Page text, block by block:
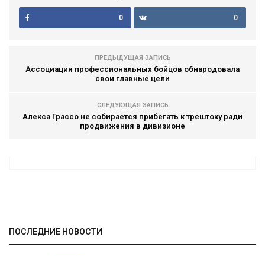
0 0
ПРЕДЫДУЩАЯ ЗАПИСЬ
Ассоциация профессиональных бойцов обнародовала
свои главные цели
СЛЕДУЮЩАЯ ЗАПИСЬ
Алекса Грассо не собирается прибегать к трештоку ради
продвижения в дивизионе
ПОСЛЕДНИЕ НОВОСТИ